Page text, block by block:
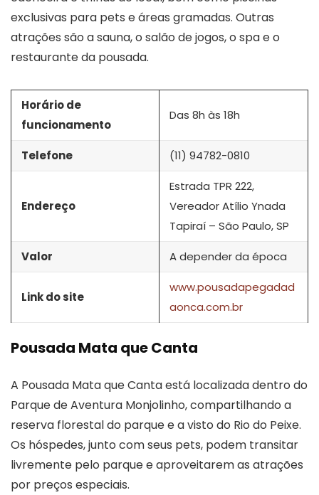
exclusivas para pets e áreas gramadas. Outras
atrações são a sauna, o salão de jogos, o spa e o
restaurante da pousada.
Horário de
funcionamento
Das 8h às 18h
Telefone (11) 94782-0810
Endereço
Estrada TPR 222,
Vereador Atílio Ynada
Tapiraí – São Paulo, SP
Valor A depender da época
Link do site
www.pousadapegadad
aonca.com.br
Pousada Mata que Canta
A Pousada Mata que Canta está localizada dentro do
Parque de Aventura Monjolinho, compartilhando a
reserva florestal do parque e a visto do Rio do Peixe.
Os hóspedes, junto com seus pets, podem transitar
livremente pelo parque e aproveitarem as atrações
por preços especiais.